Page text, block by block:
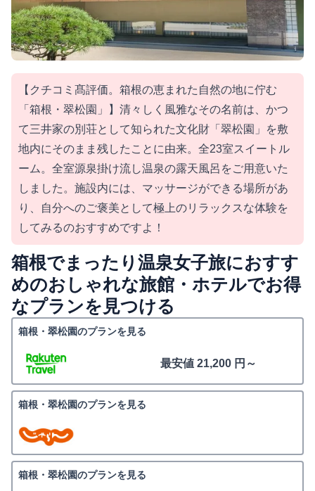
【クチコミ髙評価。箱根の恵まれた自然の地に佇む
「箱根・翠松園」】清々しく風雅なその名前は、かつ
て三井家の別荘として知られた文化財「翠松園」を敷
地内にそのまま残したことに由来。全23室スイートル
ーム。全室源泉掛け流し温泉の露天風呂をご用意いた
しました。施設内には、マッサージができる場所があ
り、自分へのご褒美として極上のリラックスな体験を
してみるのおすすめですよ！
箱根でまったり温泉女子旅におすす
めのおしゃれな旅館・ホテルでお得
なプランを見つける
箱根・翠松園のプランを見る
最安値 21,200 円～
箱根・翠松園のプランを見る
箱根・翠松園のプランを見る